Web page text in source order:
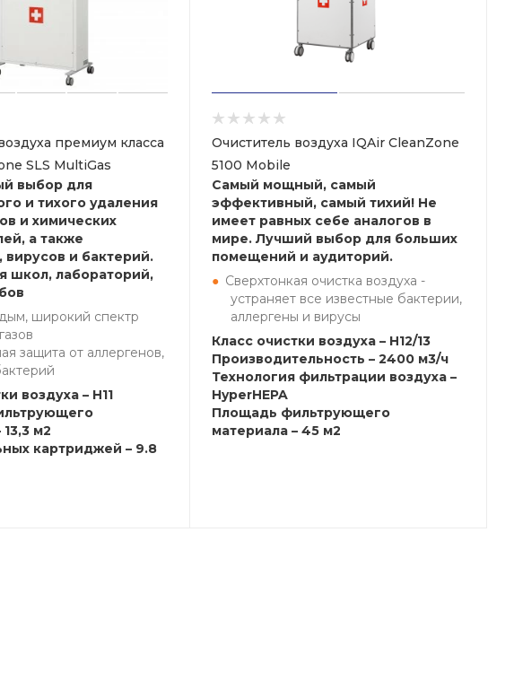
премиум класса
SLS MultiGas
выбор для
и тихого удаления
и химических
а также
вирусов и бактерий.
школ, лабораторий,
широкий спектр
защита от аллергенов,
воздуха – H11
м2
картриджей – 9.8
Очиститель воздуха IQAir CleanZone
5100 Mobile
Самый мощный, самый
эффективный, самый тихий! Не
имеет равных себе аналогов в
мире. Лучший выбор для больших
помещений и аудиторий.
Сверхтонкая очистка воздуха -
устраняет все известные бактерии,
аллергены и вирусы
Класс очистки воздуха – H12/13
Производительность – 2400 м3/ч
Технология фильтрации воздуха –
HyperHEPA
Площадь фильтрующего
материала – 45 м2